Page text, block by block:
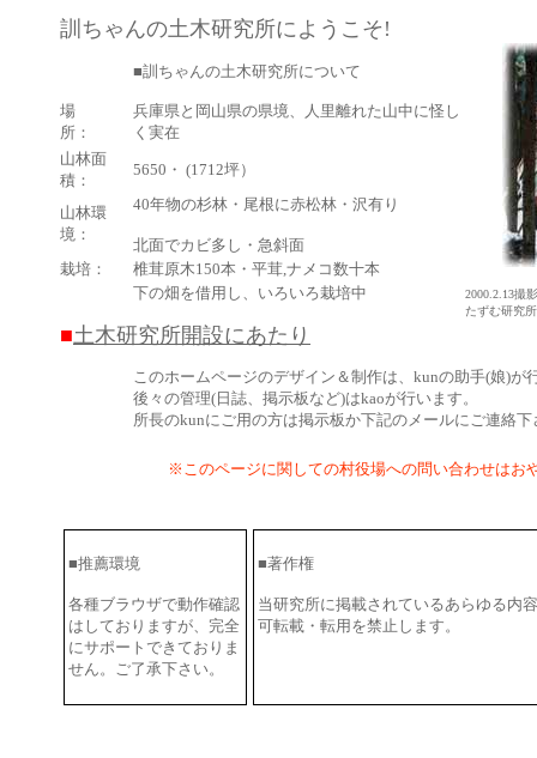
訓ちゃんの土木研究所にようこそ!
2000.2.13撮
たずむ研究
■訓ちゃんの土木研究所について
場
所：
兵庫県と岡山県の県境、人里離れた山中に怪し
く実在
山林面
積：
5650・ (1712坪）
山林環
境：
40年物の杉林・尾根に赤松林・沢有り
北面でカビ多し・急斜面
栽培：
椎茸原木150本・平茸,ナメコ数十本
下の畑を借用し、いろいろ栽培中
■土木研究所開設にあたり
このホームページのデザイン＆制作は、kunの助手(娘)が
後々の管理(日誌、掲示板など)はkaoが行います。
所長のkunにご用の方は掲示板か下記のメールにご連絡下
※このページに関しての村役場への問い合わせはお
■推薦環境
各種ブラウザで動作確認
はしておりますが、完全
にサポートできておりま
せん。ご了承下さい。
■著作権
当研究所に掲載されているあらゆる内
可転載・転用を禁止します。